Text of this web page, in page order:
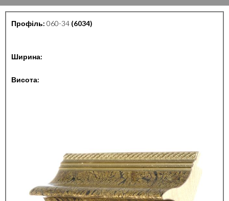
Профіль: 060-34 (6034)
Ширина:
Висота: